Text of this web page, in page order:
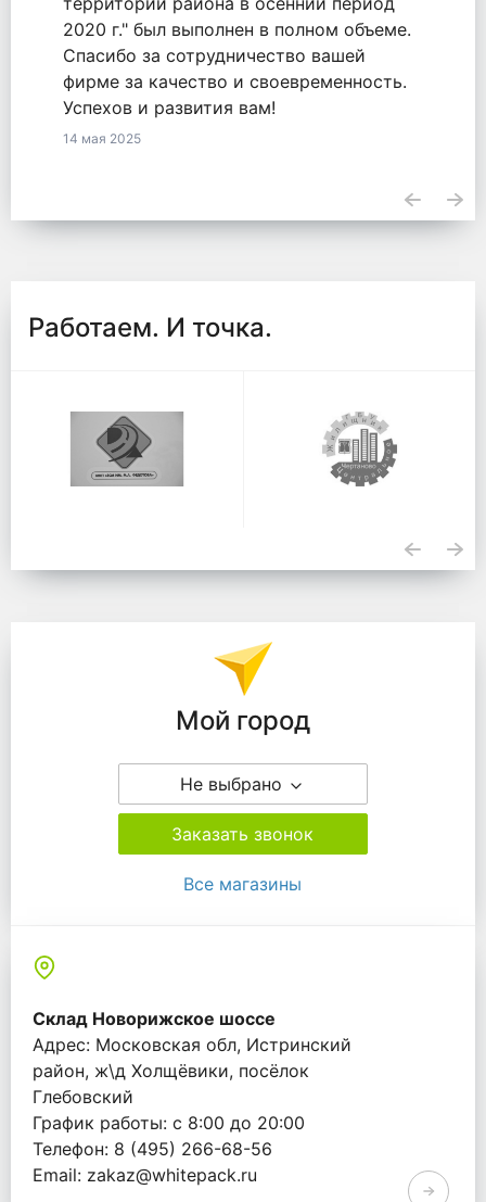
2771548855820000050 от 18.09.2020.
23 апреля 2025
Работаем. И точка.
Мой город
Не выбрано
Заказать звонок
Все магазины
Склад Новорижское шоссе
Адрес: Московская обл, Истринский
район, ж\д Холщёвики, посёлок
Глебовский
График работы: с 8:00 до 20:00
Телефон: 8 (495) 266-68-56
Email: zakaz@whitepack.ru